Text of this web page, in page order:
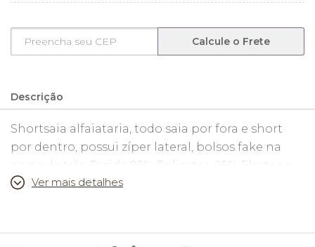
Calcule o Frete
Descrição
Shortsaia alfaiataria, todo saia por fora e short
por dentro, possui zíper lateral, bolsos fake na
parte de trás. Tecido 95% Poliester, 05% Elastano.
Ver mais detalhes